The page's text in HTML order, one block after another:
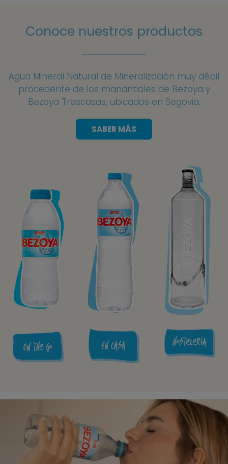
Conoce nuestros productos
Agua Mineral Natural de Mineralización muy débil
procedente de los manantiales de Bezoya y
Bezoya Trescasas, ubicados en Segovia.
SABER MÁS
On the go En casa Hostelería